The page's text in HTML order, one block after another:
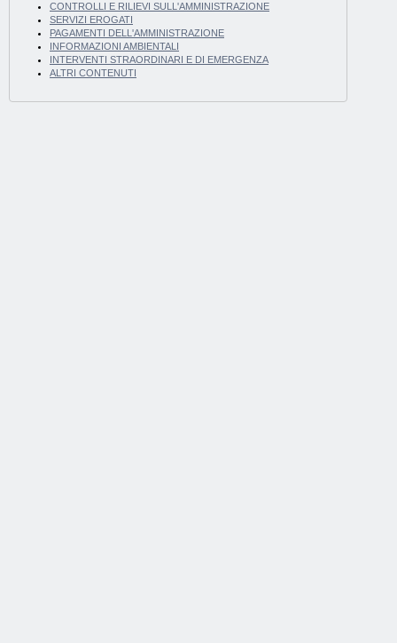
CONTROLLI E RILIEVI SULL'AMMINISTRAZIONE
SERVIZI EROGATI
PAGAMENTI DELL'AMMINISTRAZIONE
INFORMAZIONI AMBIENTALI
INTERVENTI STRAORDINARI E DI EMERGENZA
ALTRI CONTENUTI